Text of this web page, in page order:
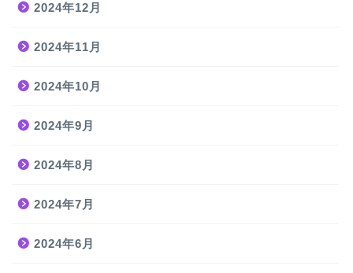
2024年12月
2024年11月
2024年10月
2024年9月
2024年8月
2024年7月
2024年6月